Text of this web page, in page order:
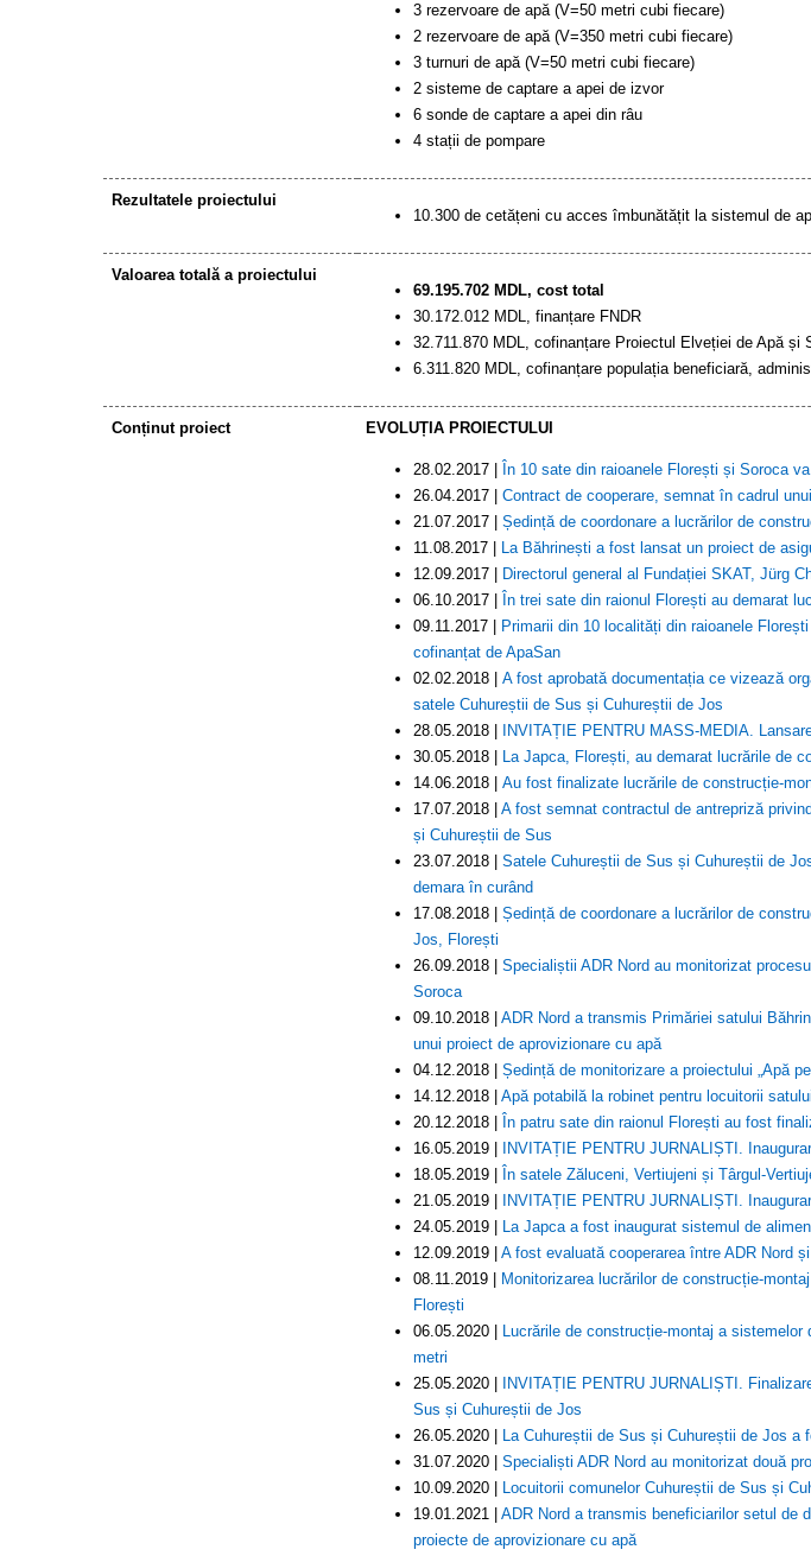
3 rezervoare de apă (V=50 metri cubi fiecare)
2 rezervoare de apă (V=350 metri cubi fiecare)
3 turnuri de apă (V=50 metri cubi fiecare)
2 sisteme de captare a apei de izvor
6 sonde de captare a apei din râu
4 stații de pompare
Rezultatele proiectului
10.300 de cetățeni cu acces îmbunătățit la sistemul de
Valoarea totală a proiectului
69.195.702 MDL, cost total
30.172.012 MDL, finanțare FNDR
32.711.870 MDL, cofinanțare Proiectul Elveției de Apă și
6.311.820 MDL, cofinanțare populația beneficiară,
Conținut proiect EVOLUȚIA PROIECTULUI
28.02.2017 |
În 10 sate din raioanele Florești și Soroca
26.04.2017 | Contract de cooperare, semnat în cadrul
21.07.2017 | Ședință de coordonare a lucrărilor de
11.08.2017 |
La Băhrinești a fost lansat un proiect de
12.09.2017 |
Directorul general al Fundației SKAT, Jürg
06.10.2017 |
În trei sate din raionul Florești au demarat
09.11.2017 |
Primarii din 10 localități din raioanele
cofinanțat de ApaSan
02.02.2018 | A fost aprobată documentația ce vizează
satele Cuhureștii de Sus și Cuhureștii de Jos
28.05.2018 |
INVITAȚIE PENTRU MASS-MEDIA.
30.05.2018 |
La Japca, Florești, au demarat lucrările de
14.06.2018 | Au fost finalizate lucrările de construcție-
17.07.2018 | A fost semnat contractul de antrepriză
și Cuhureștii de Sus
23.07.2018 | Satele Cuhureștii de Sus și Cuhureștii de
demara în curând
17.08.2018 | Ședință de coordonare a lucrărilor de
Jos, Florești
26.09.2018 | Specialiștii ADR Nord au monitorizat
Soroca
09.10.2018 | ADR Nord a transmis Primăriei satului
unui proiect de aprovizionare cu apă
04.12.2018 | Ședință de monitorizare a proiectului „Apă
14.12.2018 | Apă potabilă la robinet pentru locuitorii
20.12.2018 |
În patru sate din raionul Florești au fost
16.05.2019 |
INVITAȚIE PENTRU JURNALIȘTI.
18.05.2019 |
În satele Zăluceni, Vertiujeni și Târgul-
21.05.2019 |
INVITAȚIE PENTRU JURNALIȘTI.
24.05.2019 |
La Japca a fost inaugurat sistemul de
12.09.2019 | A fost evaluată cooperarea între ADR Nord
08.11.2019 |
Monitorizarea lucrărilor de construcție-
Florești
06.05.2020 |
Lucrările de construcție-montaj a
metri
25.05.2020 |
INVITAȚIE PENTRU JURNALIȘTI.
Sus și Cuhureștii de Jos
26.05.2020 |
La Cuhureștii de Sus și Cuhureștii de Jos
31.07.2020 | Specialiști ADR Nord au monitorizat două
10.09.2020 |
Locuitorii comunelor Cuhureștii de Sus și
19.01.2021 | ADR Nord a transmis beneficiarilor setul de
proiecte de aprovizionare cu apă